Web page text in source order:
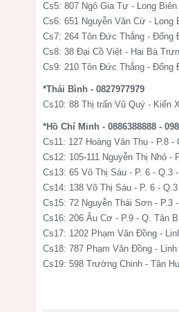
Cs5: 807 Ngô Gia Tự - Long
Cs6: 651 Nguyễn Văn Cừ - Long
Cs7: 264 Tôn Đức Thắng - Đống
Cs8: 38 Đại Cồ Việt - Hai Bà
Cs9: 210 Tôn Đức Thắng - Đống
*Thái Bình - 0827977979
Cs10: 88 Thị trấn Vũ Quý - Kiến
*Hồ Chí Minh - 0886388888 -
Cs11: 127 Hoàng Văn Thụ - P.8
Cs12: 105-111 Nguyễn Thị Nhỏ -
Cs13: 65 Võ Thị Sáu - P. 6 - Q.3
Cs14: 138 Võ Thị Sáu - P. 6 -
Cs15: 72 Nguyễn Thái Sơn - P.3
Cs16: 206 Âu Cơ - P.9 - Q. Tân
Cs17: 1202 Phạm Văn Đồng -
Cs18: 787 Phạm Văn Đồng -
Cs19: 598 Trường Chinh - Tân